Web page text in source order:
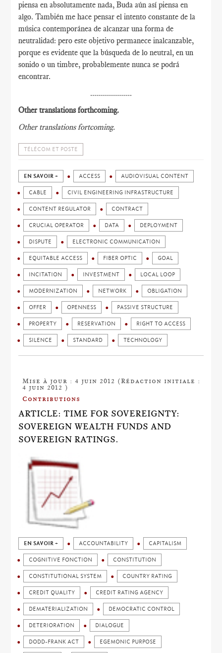
piensa en absolutamente nada, Buda aún así piensa en
algo. También me hace pensar el intento constante de la
música contemporánea de alcanzar una forma de
neutralidad: pero este objetivo permanece inalcanzable,
porque es evidente que la búsqueda de lo neutral, en un
sonido o un timbre, probablemente nunca se podrá
encontrar.
.....................
Other translations forthcoming.
Other translations fortcoming.
TÉLÉCOM ET POSTE
EN SAVOIR + ACCESS AUDIOVISUAL CONTENT
CABLE CIVIL ENGINEERING INFRASTRUCTURE
CONTENT REGULATOR CONTRACT
CRUCIAL OPERATOR DATA DEPLOYMENT
DISPUTE ELECTRONIC COMMUNICATION
EQUITABLE ACCESS FIBER OPTIC GOAL
INCITATION INVESTMENT LOCAL LOOP
MODERNIZATION NETWORK OBLIGATION
OFFER OPENNESS PASSIVE STRUCTURE
PROPERTY RESERVATION RIGHT TO ACCESS
SILENCE STANDARD TECHNOLOGY
Mise à jour : 4 juin 2012 (Rédaction initiale :
4 juin 2012 )
Contributions
ARTICLE: TIME FOR SOVEREIGNTY:
SOVEREIGN WEALTH FUNDS AND
SOVEREIGN RATINGS.
EN SAVOIR + ACCOUNTABILITY CAPITALISM
COGNITIVE FONCTION CONSTITUTION
CONSTITUTIONAL SYSTEM COUNTRY RATING
CREDIT QUALITY CREDIT RATING AGENCY
DEMATERIALIZATION DEMOCRATIC CONTROL
DETERIORATION DIALOGUE
DODD-FRANK ACT EGEMONIC PURPOSE